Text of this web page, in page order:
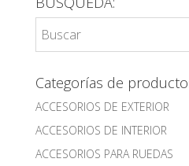
Categorías de
ACCESORIOS DE EXTERIOR
ACCESORIOS DE INTERIOR
ACCESORIOS PARA RUEDAS